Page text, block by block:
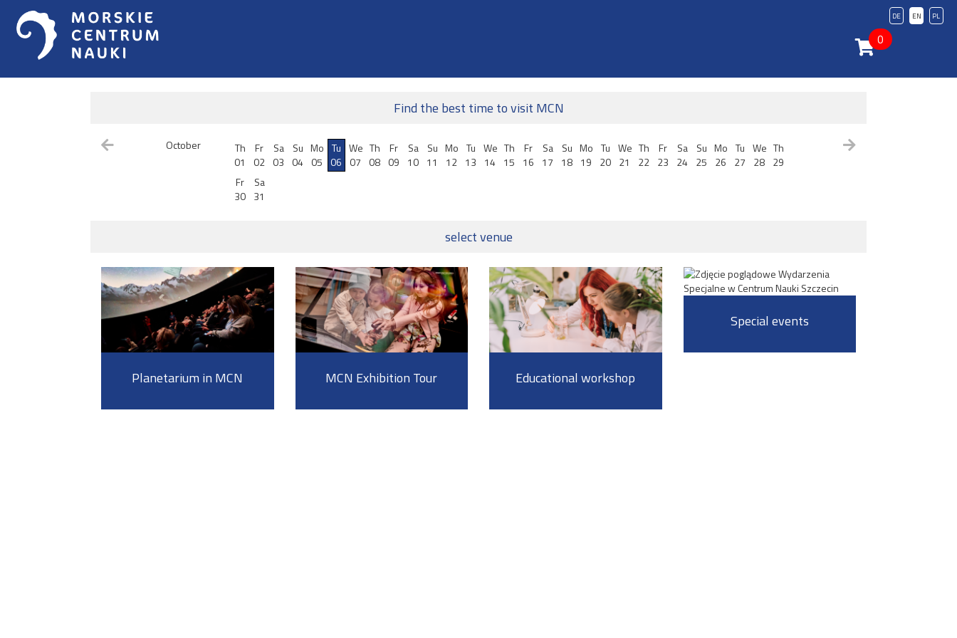
PL
EN
DE
0
Find the best time to visit MCN
October
Th
01
Fr
02
Sa
03
Su
04
Mo
05
Tu
06
We
07
Th
08
Fr
09
Sa
10
Su
11
Mo
12
Tu
13
We
14
Th
15
Fr
16
Sa
17
Su
18
Mo
19
Tu
20
We
21
Th
22
Fr
23
Sa
24
Su
25
Mo
26
Tu
27
We
28
Th
29
Fr
30
Sa
31
select venue
Planetarium in MCN MCN Exhibition Tour Educational workshop
Special events